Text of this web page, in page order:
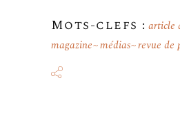
Mots-clefs : article
magazine médias revue de